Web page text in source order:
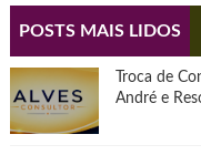
POSTS MAIS LIDOS
Troca de
André e